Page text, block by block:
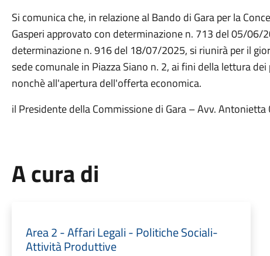
Si comunica che, in relazione al Bando di Gara per la
Gasperi approvato con determinazione n. 713 del 05/06/
determinazione n. 916 del 18/07/2025, si riunirà per il
sede comunale in Piazza Siano n. 2, ai fini della lettura
nonchè all'apertura dell'offerta economica.
il Presidente della Commissione di Gara – Avv. Antonietta
A cura di
Area 2 - Affari Legali - Politiche Sociali-
Attività Produttive